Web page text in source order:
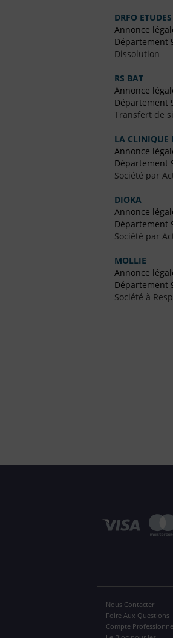
DRFO ETUDES
Annonce
Département
Dissolution
RS BAT
Annonce
Département
Transfert de
LA CLINIQUE
Annonce
Département
Société par
DIOKA
Annonce
Département
Société par
MOLLIE
Annonce
Département
Société à
Nous Contacter
Foire Aux Questions
Compte